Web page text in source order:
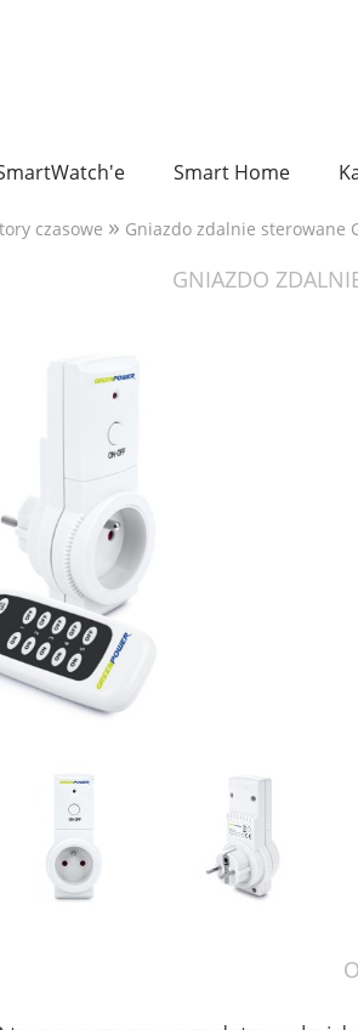
Smart Home
czasowe » Gniazdo zdalnie sterowane
GNIAZDO